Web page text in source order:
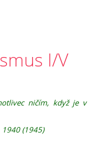
I/V
ničím, když je v
(1945)